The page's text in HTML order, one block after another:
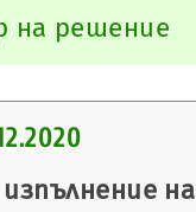
на решение